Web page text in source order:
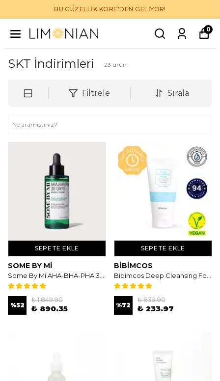
BU GÜZELLİK KORE'DEN GELİYOR!
0
SKT İndirimleri 23 ürün
Filtrele Sırala
SEPETE EKLE
SOME BY MI
%52
₺ 1,849.90
₺ 890.35
SEPETE EKLE
BIBIMCOS
%72
₺ 839.90
₺ 233.97